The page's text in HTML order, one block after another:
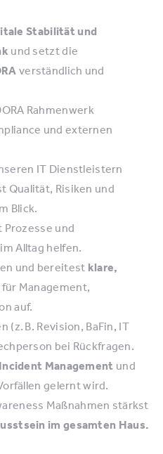
Stabilität und
und setzt die
verständlich und
Rahmenwerk
und externen
IT Dienstleistern
Qualität, Risiken und
Blick.
und
Alltag helfen.
und bereitest klare,
für Management,
auf.
(z. B. Revision, BaFin, IT
bei Rückfragen.
Management und
gelernt wird.
Maßnahmen stärkst
im gesamten Haus.